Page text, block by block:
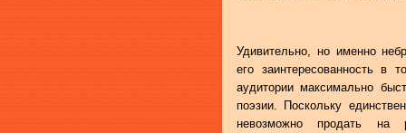
Удивительно, но именно
его заинтересованность
аудитории максимально
поэзии. Поскольку
невозможно продать на